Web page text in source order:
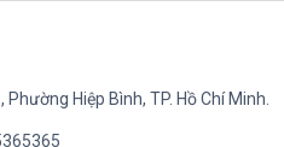
Hiệp Bình, TP. Hồ Chí Minh.